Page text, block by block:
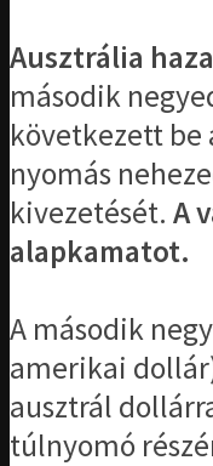
Ausztrália
második
következett be
nyomás
kivezetését. A
alapkamatot.
A második
amerikai
ausztrál
túlnyomó